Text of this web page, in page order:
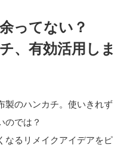
ってない？
、有効活用しま
製のハンカチ。使いきれず
のでは？
なるリメイクアイデアをピ